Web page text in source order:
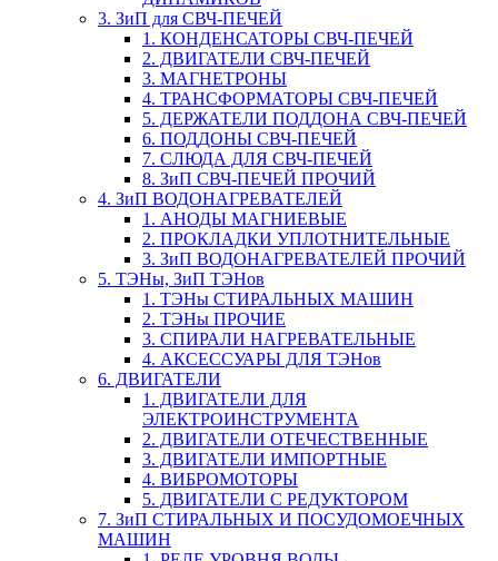
3. ЗиП для СВЧ-ПЕЧЕЙ
1. КОНДЕНСАТОРЫ СВЧ-ПЕЧЕЙ
2. ДВИГАТЕЛИ СВЧ-ПЕЧЕЙ
3. МАГНЕТРОНЫ
4. ТРАНСФОРМАТОРЫ СВЧ-ПЕЧЕЙ
5. ДЕРЖАТЕЛИ ПОДДОНА СВЧ-ПЕЧЕЙ
6. ПОДДОНЫ СВЧ-ПЕЧЕЙ
7. СЛЮДА ДЛЯ СВЧ-ПЕЧЕЙ
8. ЗиП СВЧ-ПЕЧЕЙ ПРОЧИЙ
4. ЗиП ВОДОНАГРЕВАТЕЛЕЙ
1. АНОДЫ МАГНИЕВЫЕ
2. ПРОКЛАДКИ УПЛОТНИТЕЛЬНЫЕ
3. ЗиП ВОДОНАГРЕВАТЕЛЕЙ ПРОЧИЙ
5. ТЭНы, ЗиП ТЭНов
1. ТЭНы СТИРАЛЬНЫХ МАШИН
2. ТЭНы ПРОЧИЕ
3. СПИРАЛИ НАГРЕВАТЕЛЬНЫЕ
4. АКСЕССУАРЫ ДЛЯ ТЭНов
6. ДВИГАТЕЛИ
1. ДВИГАТЕЛИ ДЛЯ
ЭЛЕКТРОИНСТРУМЕНТА
2. ДВИГАТЕЛИ ОТЕЧЕСТВЕННЫЕ
3. ДВИГАТЕЛИ ИМПОРТНЫЕ
4. ВИБРОМОТОРЫ
5. ДВИГАТЕЛИ С РЕДУКТОРОМ
7. ЗиП СТИРАЛЬНЫХ И ПОСУДОМОЕЧНЫХ
МАШИН